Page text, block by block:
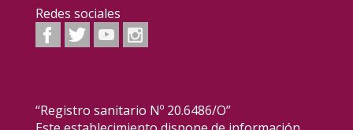
Redes sociales
“Registro sanitario Nº 20.6486/O”